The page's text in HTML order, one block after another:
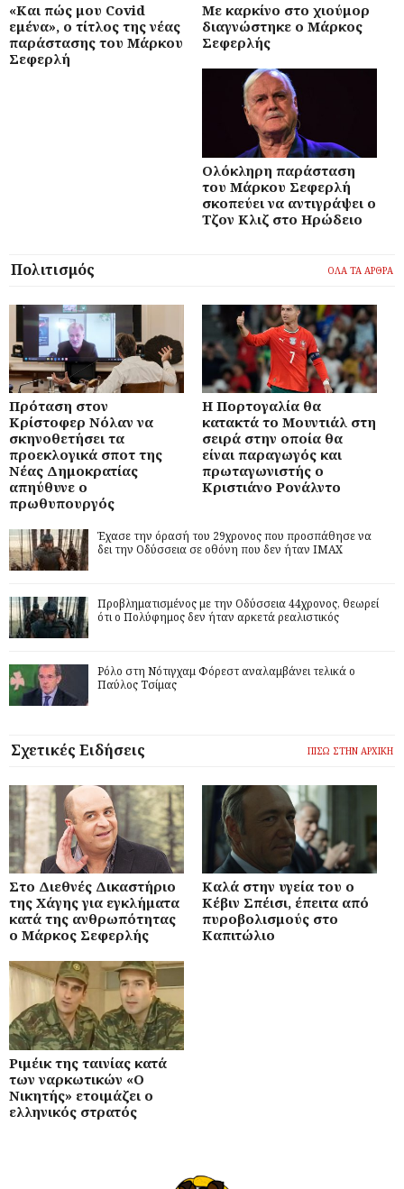
«Και πώς μου Covid
εμένα», ο τίτλος της νέας
παράστασης του Μάρκου
Σεφερλή
Με καρκίνο στο χιούμορ
διαγνώστηκε ο Μάρκος
Σεφερλής
Ολόκληρη παράσταση
του Μάρκου Σεφερλή
σκοπεύει να αντιγράψει ο
Τζον Κλιζ στο Ηρώδειο
Πολιτισμός ΟΛΑ ΤΑ ΑΡΘΡΑ
Πρόταση στον
Κρίστοφερ Νόλαν να
σκηνοθετήσει τα
προεκλογικά σποτ της
Νέας Δημοκρατίας
απηύθυνε ο
πρωθυπουργός
Η Πορτογαλία θα
κατακτά το Μουντιάλ στη
σειρά στην οποία θα
είναι παραγωγός και
πρωταγωνιστής ο
Κριστιάνο Ρονάλντο
Έχασε την όρασή του 29χρονος που προσπάθησε να
δει την Οδύσσεια σε οθόνη που δεν ήταν IMAX
Προβληματισμένος με την Οδύσσεια 44χρονος, θεωρεί
ότι ο Πολύφημος δεν ήταν αρκετά ρεαλιστικός
Ρόλο στη Νότιγχαμ Φόρεστ αναλαμβάνει τελικά ο
Παύλος Τσίμας
Σχετικές Ειδήσεις ΠΙΣΩ ΣΤΗΝ ΑΡΧΙΚΗ
Στο Διεθνές Δικαστήριο
της Χάγης για εγκλήματα
κατά της ανθρωπότητας
ο Μάρκος Σεφερλής
Καλά στην υγεία του ο
Κέβιν Σπέισι, έπειτα από
πυροβολισμούς στο
Καπιτώλιο
Ριμέικ της ταινίας κατά
των ναρκωτικών «Ο
Νικητής» ετοιμάζει ο
ελληνικός στρατός